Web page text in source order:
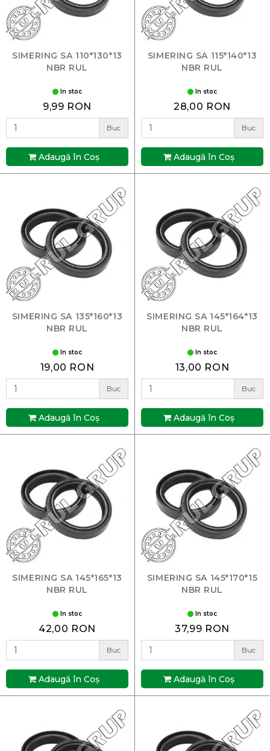
SIMERING SA 110*130*13
NBR RUL
In stoc
9,99 RON
Buc
Adaugă în Coş
SIMERING SA 115*140*13
NBR RUL
In stoc
28,00 RON
Buc
Adaugă în Coş
SIMERING SA 135*160*13
NBR RUL
In stoc
19,00 RON
Buc
Adaugă în Coş
SIMERING SA 145*164*13
NBR RUL
In stoc
13,00 RON
Buc
Adaugă în Coş
SIMERING SA 145*165*13
NBR RUL
In stoc
42,00 RON
Buc
Adaugă în Coş
SIMERING SA 145*170*15
NBR RUL
In stoc
37,99 RON
Buc
Adaugă în Coş